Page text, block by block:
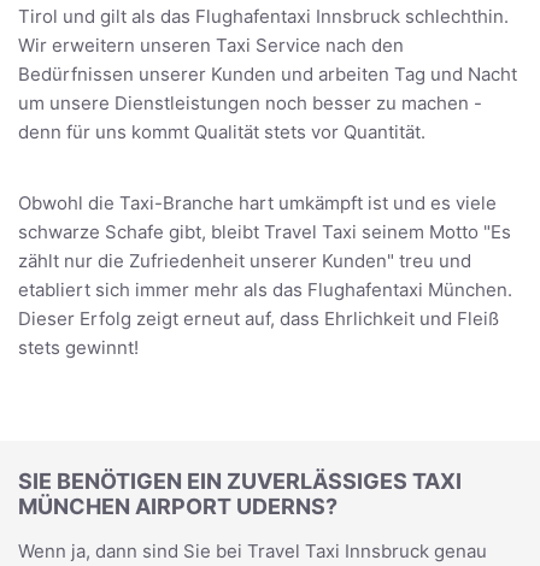
Tirol und gilt als das Flughafentaxi Innsbruck schlechthin.
Wir erweitern unseren Taxi Service nach den
Bedürfnissen unserer Kunden und arbeiten Tag und Nacht
um unsere Dienstleistungen noch besser zu machen -
denn für uns kommt Qualität stets vor Quantität.
Obwohl die Taxi-Branche hart umkämpft ist und es viele
schwarze Schafe gibt, bleibt Travel Taxi seinem Motto "Es
zählt nur die Zufriedenheit unserer Kunden" treu und
etabliert sich immer mehr als das Flughafentaxi München.
Dieser Erfolg zeigt erneut auf, dass Ehrlichkeit und Fleiß
stets gewinnt!
SIE BENÖTIGEN EIN ZUVERLÄSSIGES TAXI
MÜNCHEN AIRPORT UDERNS?
Wenn ja, dann sind Sie bei Travel Taxi Innsbruck genau